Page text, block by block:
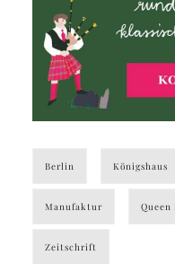
Berlin Königshaus
Manufaktur
Zeitschrift